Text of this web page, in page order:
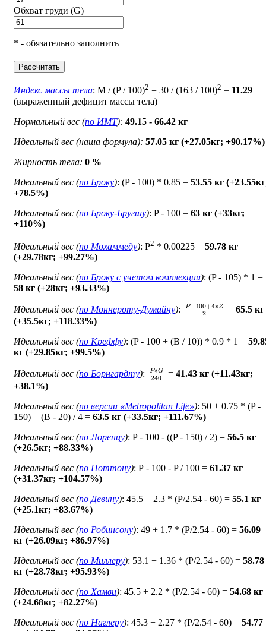
Обхват груди (G)
* - обязательно заполнить
Рассчитать
Индекс массы тела: M / (P / 100)2 = 30 / (163 / 100)2 = 11.29
(выраженный дефицит массы тела)
Нормальный вес (по ИМТ): 49.15 - 66.42 кг
Идеальный вес (наша формула): 57.05 кг (+27.05кг; +90.17%)
Жирность тела: 0 %
Идеальный вес (по Броку): (P - 100) * 0.85 = 53.55 кг
+78.5%)
Идеальный вес (по Броку-Бругшу): P - 100 = 63 кг (+33кг;
+110%)
Идеальный вес (по Мохаммеду): P2 * 0.00225 = 59.78 кг
(+29.78кг; +99.27%)
Идеальный вес (по Броку c учетом комплекции): (P - 105) * 1 =
58 кг (+28кг; +93.33%)
Идеальный вес (по Моннероту-Думайну): P− 100 +4∗ 2
=65.5 кг
(+35.5кг; +118.33%)
Идеальный вес (по Креффу): (P - 100 + (B / 10)) * 0.9 * 1 =
кг (+29.85кг; +99.5%)
Идеальный вес (по Борнгардту): P∗G 240
=41.43 кг (+11.43кг;
+38.1%)
Идеальный вес (по версии «Metropolitan Life»): 50 + 0.75 * (P -
150) + (B - 20) / 4 = 63.5 кг (+33.5кг; +111.67%)
Идеальный вес (по Лоренцу): P - 100 - ((P - 150) / 2) = 56.5 кг
(+26.5кг; +88.33%)
Идеальный вес (по Поттону): Р - 100 - P / 100 = 61.37 кг
(+31.37кг; +104.57%)
Идеальный вес (по Девину): 45.5 + 2.3 * (P/2.54 - 60) = 55.1 кг
(+25.1кг; +83.67%)
Идеальный вес (по Робинсону): 49 + 1.7 * (P/2.54 - 60) = 56.09
кг (+26.09кг; +86.97%)
Идеальный вес (по Миллеру): 53.1 + 1.36 * (P/2.54 - 60) = 58.78
кг (+28.78кг; +95.93%)
Идеальный вес (по Хамви): 45.5 + 2.2 * (P/2.54 - 60) = 54.68 кг
(+24.68кг; +82.27%)
Идеальный вес (по Наглеру): 45.3 + 2.27 * (P/2.54 - 60) = 54.77